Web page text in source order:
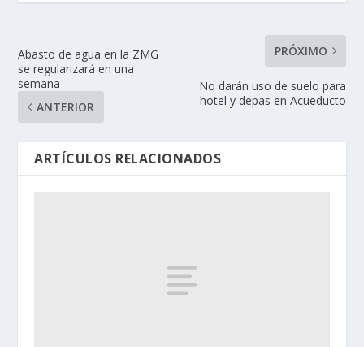
Abasto de agua en la ZMG
se regularizará en una
semana
ANTERIOR
PRÓXIMO
No darán uso de suelo para
hotel y depas en Acueducto
ARTÍCULOS RELACIONADOS